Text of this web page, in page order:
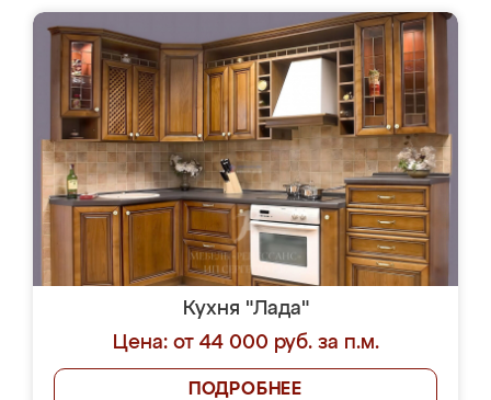
Кухня "Лада"
Цена: от 44 000 руб. за п.м.
ПОДРОБНЕЕ